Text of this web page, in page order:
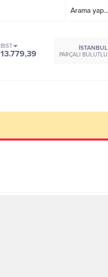
BIST
13.779,39
İSTANBUL
PARÇALI BULUTLU